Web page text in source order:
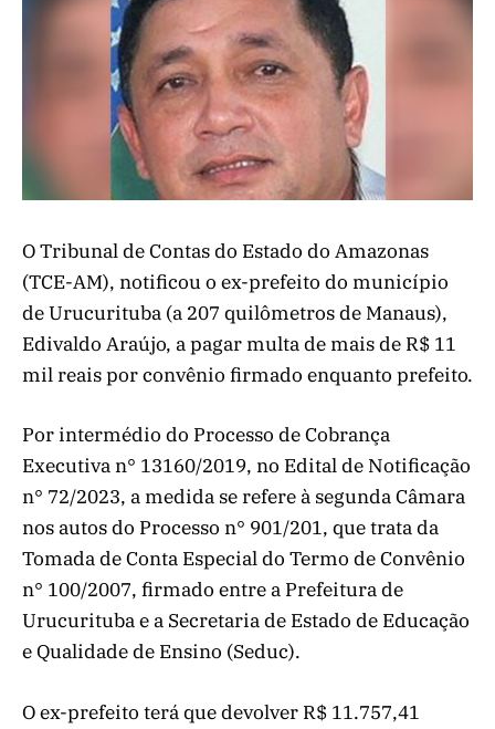
O Tribunal de Contas do Estado do Amazonas
(TCE-AM), notificou o ex-prefeito do município
de Urucurituba (a 207 quilômetros de Manaus),
Edivaldo Araújo, a pagar multa de mais de R$ 11
mil reais por convênio firmado enquanto prefeito.
Por intermédio do Processo de Cobrança
Executiva n° 13160/2019, no Edital de Notificação
n° 72/2023, a medida se refere à segunda Câmara
nos autos do Processo n° 901/201, que trata da
Tomada de Conta Especial do Termo de Convênio
n° 100/2007, firmado entre a Prefeitura de
Urucurituba e a Secretaria de Estado de Educação
e Qualidade de Ensino (Seduc).
O ex-prefeito terá que devolver R$ 11.757,41